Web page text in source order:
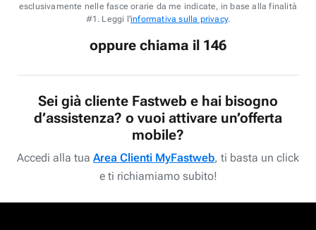
esclusivamente nelle fasce orarie da me indicate, in base alla finalità
#1. Leggi l'informativa sulla privacy.
oppure chiama il 146
Sei già cliente Fastweb e hai bisogno
d’assistenza? o vuoi attivare un’offerta
mobile?
Accedi alla tua Area Clienti MyFastweb, ti basta un click
e ti richiamiamo subito!